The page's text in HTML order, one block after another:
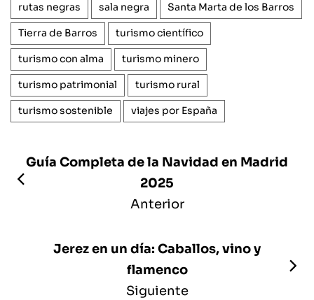
rutas negras sala negra Santa Marta de los Barros
Tierra de Barros turismo científico
turismo con alma turismo minero
turismo patrimonial turismo rural
turismo sostenible viajes por España
Guía Completa de la Navidad en Madrid
2025
Anterior
Jerez en un día: Caballos, vino y
flamenco
Siguiente